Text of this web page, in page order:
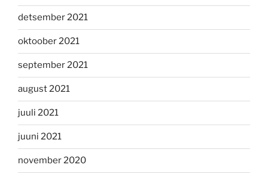
detsember 2021
oktoober 2021
september 2021
august 2021
juuli 2021
juuni 2021
november 2020